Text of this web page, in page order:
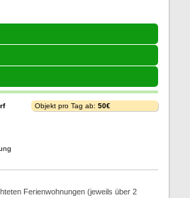
Objekt pro Tag ab: 50€
Ferienwohnungen (jeweils über 2